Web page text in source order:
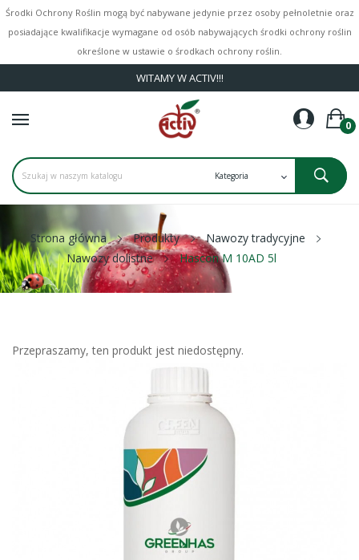
Środki Ochrony Roślin mogą być nabywane jedynie przez osoby pełnoletnie oraz
posiadające kwalifikacje wymagane od osób nabywających środki ochrony roślin
określone w ustawie o środkach ochrony roślin.
WITAMY W ACTIV!!!
0
Strona główna Produkty
Nawozy tradycyjne
Nawozy dolistne
Hascon M 10AD 5l
Przepraszamy, ten produkt jest niedostępny.